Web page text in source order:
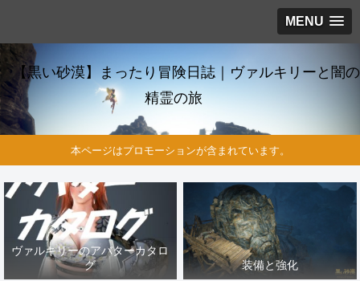
MENU
【黒い砂漠】まったり冒険日誌｜ヴァルキリーと闇の
精霊の旅
本ページはプロモーションが含まれています。
ヴァルキリーのアバターカタロ
グ
装備と強化